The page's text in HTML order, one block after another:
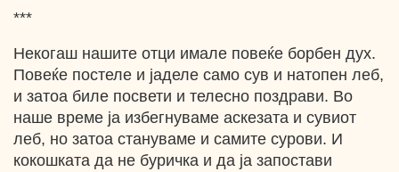
***
Некогаш нашите отци имале повеќе борбен дух.
Повеќе постеле и јаделе само сув и натопен леб,
и затоа биле посвети и телесно поздрави. Во
наше време ја избегнуваме аскезата и сувиот
леб, но затоа стануваме и самите сурови. И
кокошката да не буричка и да ја запостави